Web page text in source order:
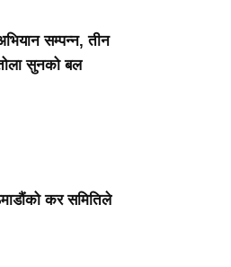
सम्पन्न, तीन
सुनको बल
कर समितिले